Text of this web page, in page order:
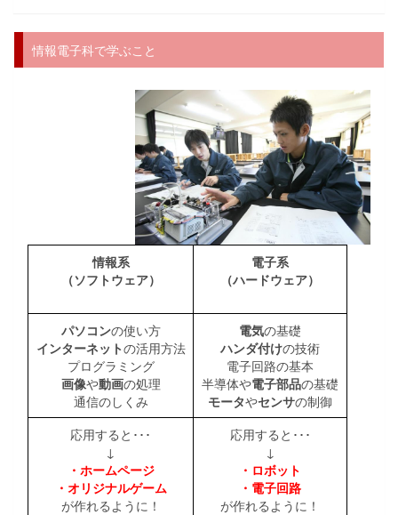
情報電子科で学ぶこと
情報系
（ソフトウェア）
電子系
（ハードウェア）
パソコンの使い方
インターネットの活用方法
プログラミング
画像や動画の処理
通信のしくみ
電気の基礎
ハンダ付けの技術
電子回路の基本
半導体や電子部品の基礎
モータやセンサの制御
応用すると･･･
↓
・ホームページ
・オリジナルゲーム
が作れるように！
応用すると･･･
↓
・ロボット
・電子回路
が作れるように！